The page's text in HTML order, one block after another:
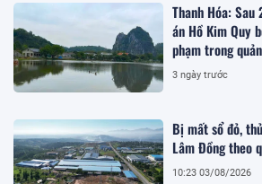
Thanh Hóa:
án Hồ Kim Quy
phạm trong
quy hoạch
3 ngày trước
Bị mất sổ đỏ,
Lâm Đồng theo
10:23 03/08/2026